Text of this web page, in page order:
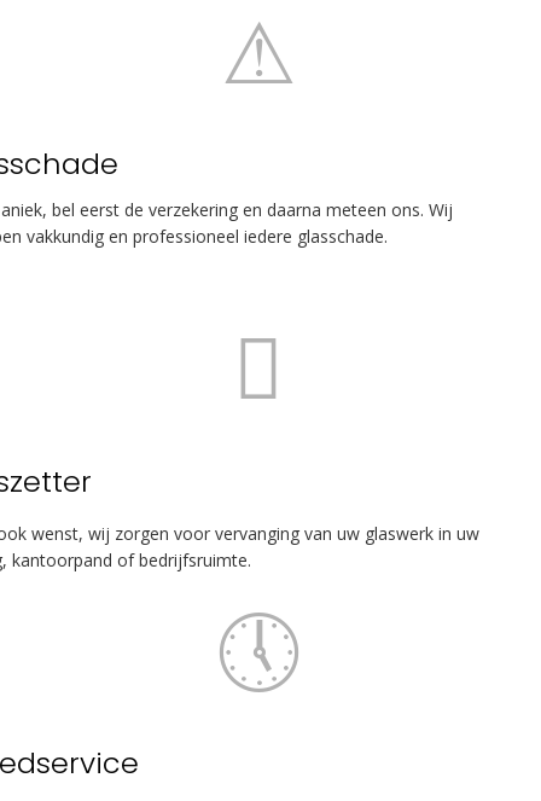
bel eerst de verzekering en daarna meteen ons. Wij
vakkundig en professioneel iedere glasschade.
wenst, wij zorgen voor vervanging van uw glaswerk in uw
kantoorpand of bedrijfsruimte.